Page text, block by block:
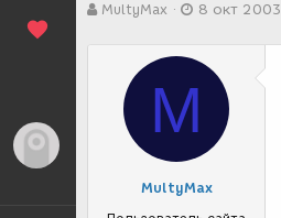
в
MultyMax
а
д
а
и
я
8 окт 2003
M
MultyMax